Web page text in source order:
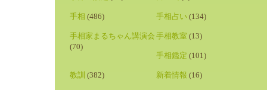
手相 (486) 手相占い (134)
手相家まるちゃん講演会
(70)
手相教室 (13)
手相鑑定 (101)
教訓 (382) 新着情報 (16)